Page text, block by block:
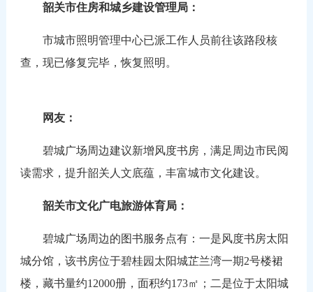
韶关市住房和城乡建设管理局：
市城市照明管理中心已派工作人员前往该路段核
查，现已修复完毕，恢复照明。
网友：
碧城广场周边建议新增风度书房，满足周边市民阅
读需求，提升韶关人文底蕴，丰富城市文化建设。
韶关市文化广电旅游体育局：
碧城广场周边的图书服务点有：一是风度书房太阳
城分馆，该书房位于碧桂园太阳城芷兰湾一期2号楼裙
楼，藏书量约12000册，面积约173㎡；二是位于太阳城